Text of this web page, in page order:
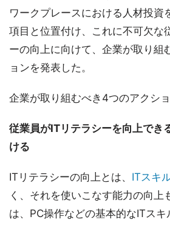
ワークプレースにおける人材投資
項目と位置付け、これに不可欠な
ーの向上に向けて、企業が取り組
ョンを発表した。
企業が取り組むべき4つのアクシ
従業員がITリテラシーを向上でき
ける
ITリテラシーの向上とは、 ITスキ
く、それを使いこなす能力の向上
は、PC操作などの基本的なITス